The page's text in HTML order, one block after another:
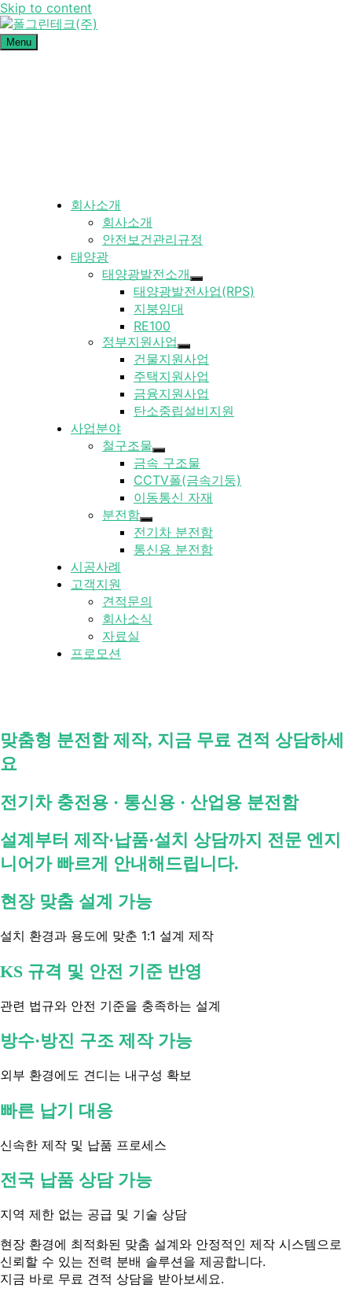
Skip to content
폴그린테크(주)
태양광 발전사업 · 정부지원사업 · 철구조물 설계·시공 전문기업
Menu
회사소개
회사소개
안전보건관리규정
태양광
태양광발전소개
태양광발전사업(RPS)
지붕임대
RE100
정부지원사업
건물지원사업
주택지원사업
금융지원사업
탄소중립설비지원
사업분야
철구조물
금속 구조물
CCTV폴(금속기둥)
이동통신 자재
분전함
전기차 분전함
통신용 분전함
시공사례
고객지원
견적문의
회사소식
자료실
프로모션
맞춤형 분전함 제작, 지금 무료 견적 상담하세
요
전기차 충전용 · 통신용 · 산업용 분전함
설계부터 제작·납품·설치 상담까지 전문 엔지
니어가 빠르게 안내해드립니다.
현장 맞춤 설계 가능
설치 환경과 용도에 맞춘 1:1 설계 제작
KS 규격 및 안전 기준 반영
관련 법규와 안전 기준을 충족하는 설계
방수·방진 구조 제작 가능
외부 환경에도 견디는 내구성 확보
빠른 납기 대응
신속한 제작 및 납품 프로세스
전국 납품 상담 가능
지역 제한 없는 공급 및 기술 상담
현장 환경에 최적화된 맞춤 설계와 안정적인 제작 시스템으로
신뢰할 수 있는 전력 분배 솔루션을 제공합니다.
지금 바로 무료 견적 상담을 받아보세요.